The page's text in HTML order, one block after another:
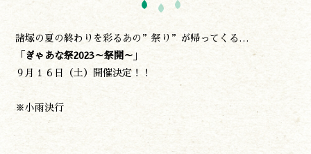
諸塚の夏の終わりを彩るあの”祭り”が帰ってくる…
「 ぎゃあな祭2023～祭開～ 」
９月１６日（土）開催決定！！
※小雨決行
買う